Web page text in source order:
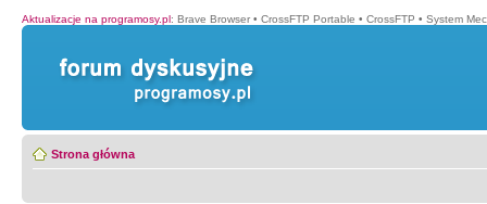
Aktualizacje na programosy.pl: Brave Browser • CrossFTP Portable • CrossFTP • System
Strona główna